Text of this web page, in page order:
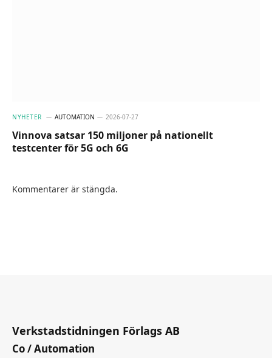
NYHETER AUTOMATION 2026-07-27
Vinnova satsar 150 miljoner på nationellt
testcenter för 5G och 6G
Kommentarer är stängda.
Verkstadstidningen Förlags AB
Co / Automation